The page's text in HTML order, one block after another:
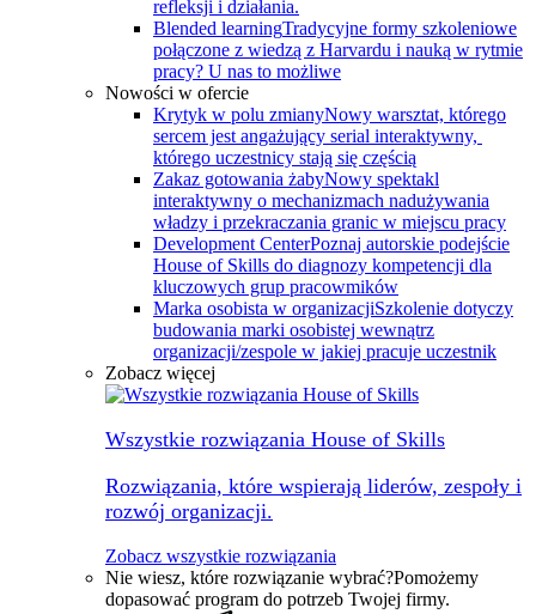
refleksji i działania.
Blended learningTradycyjne formy szkoleniowe
połączone z wiedzą z Harvardu i nauką w rytmie
pracy? U nas to możliwe
Nowości w ofercie
Krytyk w polu zmianyNowy warsztat, którego
sercem jest angażujący serial interaktywny, ​
którego uczestnicy stają się częścią
Zakaz gotowania żabyNowy spektakl
interaktywny o mechanizmach nadużywania
władzy i przekraczania granic w miejscu pracy
Development CenterPoznaj autorskie podejście
House of Skills do diagnozy kompetencji dla
kluczowych grup pracowmików
Marka osobista w organizacjiSzkolenie dotyczy
budowania marki osobistej wewnątrz
organizacji/zespole w jakiej pracuje uczestnik
Zobacz więcej
Wszystkie rozwiązania House of Skills
Rozwiązania, które wspierają liderów, zespoły i
rozwój organizacji.
Zobacz wszystkie rozwiązania
Nie wiesz, które rozwiązanie wybrać?Pomożemy
dopasować program do potrzeb Twojej firmy.